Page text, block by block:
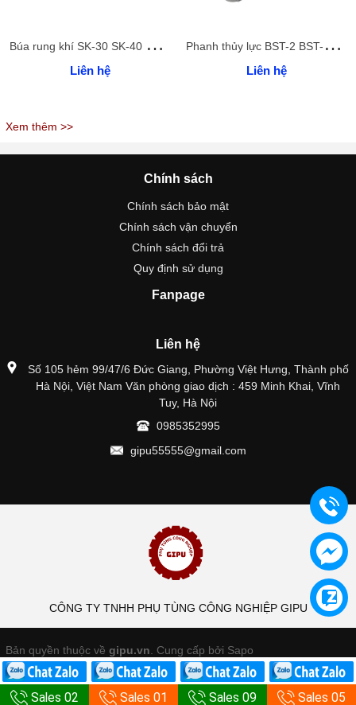
B
úa rung khí SK-30 SK-40 SK-60 SK-80 SK-100
Liên hệ
P
hanh thủy lực BST-2 BST-4 BST-3
Liên hệ
Xem thêm >>
Chính sách
Chính sách bảo mật
Chính sách vận chuyển
Chính sách đổi trả
Quy định sử dụng
Fanpage
Liên hệ
Số 105 hẻm 99/47/6 Đức Giang, Phường Việt Hưng, Thành phố
Hà Nội, Việt Nam Văn phòng giao dịch : 459 Minh Khai, Vĩnh
Tuy, Hà Nội
0985352995
gipu55555@gmail.com
CÔNG TY TNHH PHỤ TÙNG CÔNG NGHIỆP GIPU
Bản quyền thuộc về gipu.vn Cung cấp bởi Sapo
Sales 02 Sales 01 Sales 09 Sales 05